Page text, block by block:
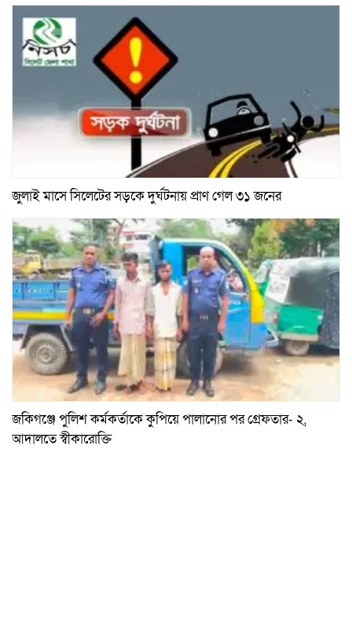
জুলাই মাসে সিলেটের সড়কে দুর্ঘটনায় প্রাণ গেল ৩১ জনের
জকিগঞ্জে পুলিশ কর্মকর্তাকে কুপিয়ে পালানোর পর গ্রেফতার- ২,
আদালতে স্বীকারোক্তি